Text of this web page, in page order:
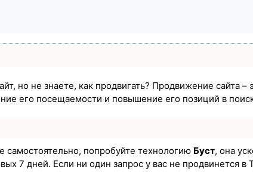
но не знаете, как продвигать? Продвижение сайта
его посещаемости и повышение его позиций в
самостоятельно, попробуйте технологию Буст, она
7 дней. Если ни один запрос у вас не продвинется в